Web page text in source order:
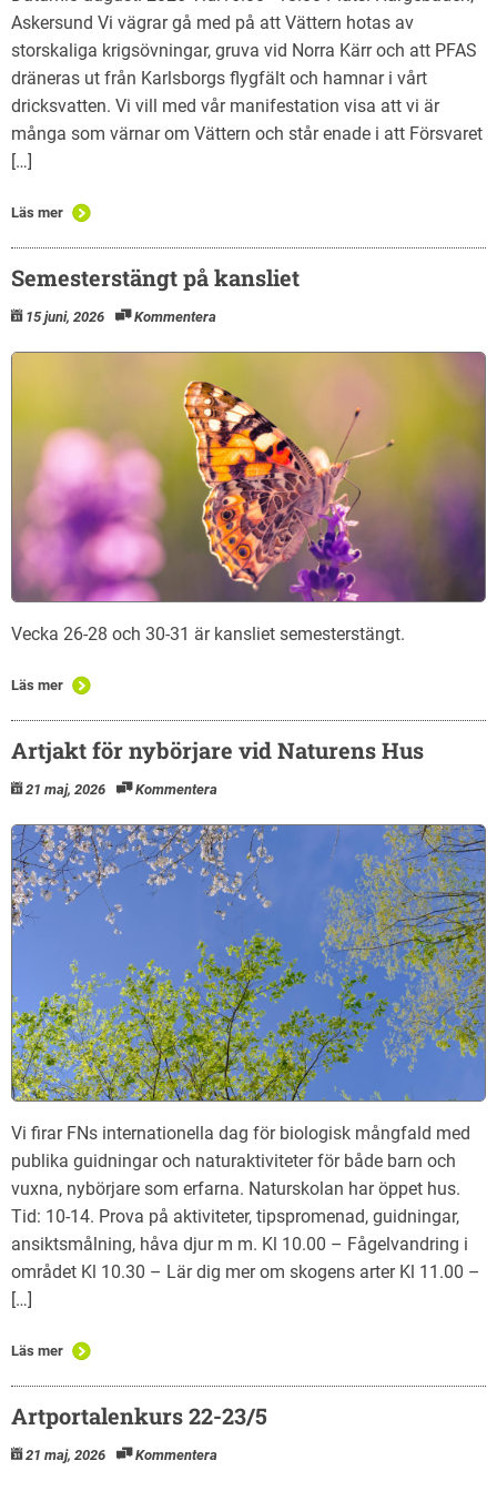
Askersund Vi vägrar gå med på att Vättern hotas av
storskaliga krigsövningar, gruva vid Norra Kärr och att PFAS
dräneras ut från Karlsborgs flygfält och hamnar i vårt
dricksvatten. Vi vill med vår manifestation visa att vi är
många som värnar om Vättern och står enade i att Försvaret
[…]
Läs mer
Semesterstängt på kansliet
15 juni, 2026 Kommentera
Vecka 26-28 och 30-31 är kansliet semesterstängt.
Läs mer
Artjakt för nybörjare vid Naturens Hus
21 maj, 2026 Kommentera
Vi firar FNs internationella dag för biologisk mångfald med
publika guidningar och naturaktiviteter för både barn och
vuxna, nybörjare som erfarna. Naturskolan har öppet hus.
Tid: 10-14. Prova på aktiviteter, tipspromenad, guidningar,
ansiktsmålning, håva djur m m. Kl 10.00 – Fågelvandring i
området Kl 10.30 – Lär dig mer om skogens arter Kl 11.00 –
[…]
Läs mer
Artportalenkurs 22-23/5
21 maj, 2026 Kommentera